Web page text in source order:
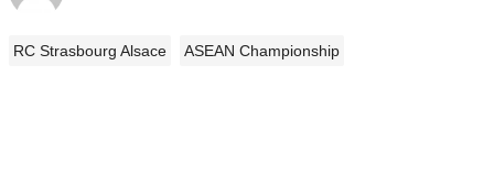
RC Strasbourg Alsace ASEAN Championship